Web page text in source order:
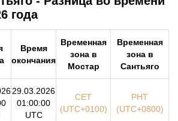
года
Время
окончания
Временная
зона в
Мостар
Временная
зона в
Сантьяго
29.03.2026
01:00:00
UTC
CET
(UTC+0100)
PHT
(UTC+0800)